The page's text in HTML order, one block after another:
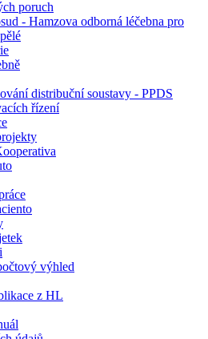
poruch
- Hamzova odborná léčebna pro
distribuční soustavy - PPDS
řízení
výhled
z HL